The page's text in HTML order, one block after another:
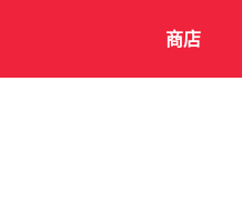
商店